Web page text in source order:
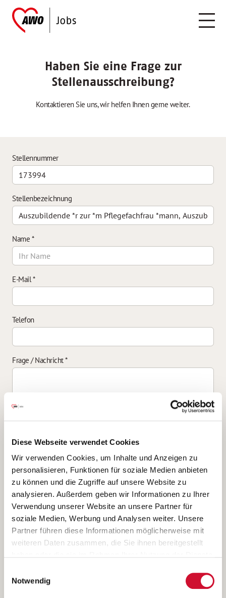
Diese Webseite verwendet Cookies
Wir verwenden Cookies, um Inhalte und Anzeigen zu
personalisieren, Funktionen für soziale Medien anbieten
zu können und die Zugriffe auf unsere Website zu
analysieren. Außerdem geben wir Informationen zu Ihrer
Verwendung unserer Website an unsere Partner für
soziale Medien, Werbung und Analysen weiter. Unsere
Partner führen diese Informationen möglicherweise mit
weiteren Daten zusammen, die Sie ihnen bereitgestellt
Wenn Sie auf „Cookies zulassen“ klicken, so stimmen
Sie der Speicherung sämtlicher Cookies zu. Sie können
Notwendig
Haben Sie eine Frage zur
Stellenausschreibung?
Kontaktieren Sie uns, wir helfen Ihnen gerne weiter.
Stellennummer
Stellenbezeichnung
Name *
E-Mail*
Telefon
Frage / Nachricht*
Ich bin damit einverstanden, dass meine personenbezogenen Daten
ausschließlich zum Zweck der Durchführung der Kontaktanfrage
verarbeitet, auf IT- Systemen der Garitz Bewirtschaftungsbetriebe
GmbH, Heinrich-von-Kleist-Straße 2, 97688 Bad Kissingen
(Betreiber) gespeichert und an die für das Stellenangebot
verantwortliche Stelle zur Kontaktaufnahme weitergegeben
werden.
Diese Einwilligungserklärung kann ich jederzeit gegenüber dem
Weitere Details können Sie der
entnehmen.